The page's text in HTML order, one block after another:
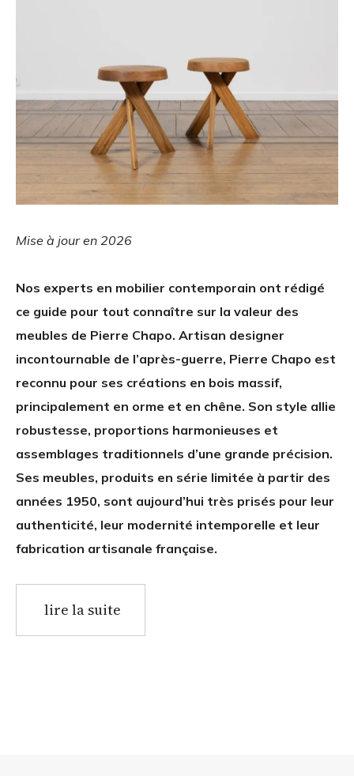
Mise à jour en 2026
Nos experts en mobilier contemporain ont rédigé
ce guide pour tout connaître sur la valeur des
meubles de Pierre Chapo. Artisan designer
incontournable de l’après-guerre, Pierre Chapo est
reconnu pour ses créations en bois massif,
principalement en orme et en chêne. Son style allie
robustesse, proportions harmonieuses et
assemblages traditionnels d’une grande précision.
Ses meubles, produits en série limitée à partir des
années 1950, sont aujourd’hui très prisés pour leur
authenticité, leur modernité intemporelle et leur
fabrication artisanale française.
lire la suite